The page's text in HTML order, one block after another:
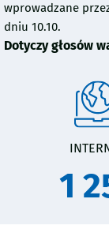
wprowadzane
dniu 10.10.
Dotyczy głosów
1